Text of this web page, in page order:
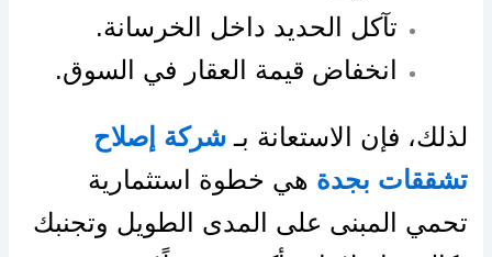
تآكل الحديد داخل الخرسانة.
انخفاض قيمة العقار في السوق.
لذلك، فإن الاستعانة بـشركة إصلاح
تشققات بجدة هي خطوة استثمارية
تحمي المبنى على المدى الطويل وتجنبك